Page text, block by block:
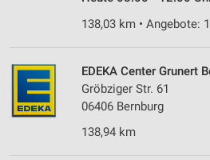
138,03 km • Angebote:
EDEKA Center Grunert
Gröbziger Str. 61
06406 Bernburg
138,94 km